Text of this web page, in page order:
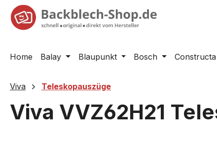
Zur Hauptnavigation springen
Home Balay Blaupunkt Bosch Constructa
Viva Teleskopauszüge
Viva VVZ62H21